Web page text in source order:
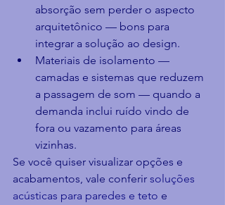
absorção sem perder o aspecto
arquitetônico — bons para
integrar a solução ao design.
Materiais de isolamento —
camadas e sistemas que reduzem
a passagem de som — quando a
demanda inclui ruído vindo de
fora ou vazamento para áreas
vizinhas.
Se você quiser visualizar opções e
acabamentos, vale conferir soluções
acústicas para paredes e teto e